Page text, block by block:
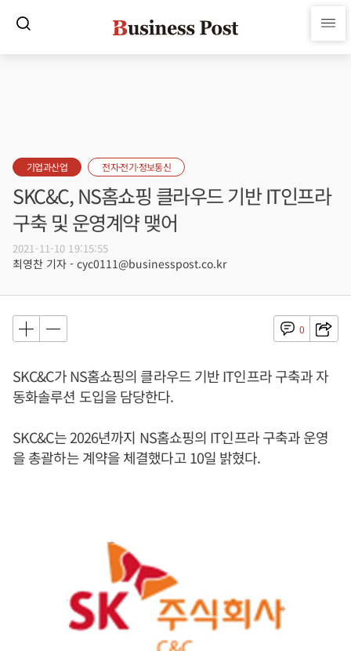
기업과산업 전자·전기·정보통신
SKC&C, NS홈쇼핑 클라우드 기반 IT인프라
구축 및 운영계약 맺어
2021-11-10 19:15:55
최영찬 기자 - cyc0111@businesspost.co.kr
0
SKC&C가 NS홈쇼핑의 클라우드 기반 IT인프라 구축과 자
동화솔루션 도입을 담당한다.
SKC&C는 2026년까지 NS홈쇼핑의 IT인프라 구축과 운영
을 총괄하는 계약을 체결했다고 10일 밝혔다.